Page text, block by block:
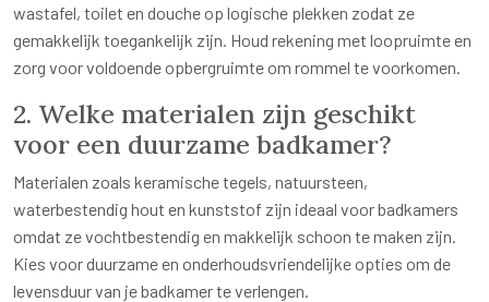
wastafel, toilet en douche op logische plekken zodat ze
gemakkelijk toegankelijk zijn. Houd rekening met loopruimte en
zorg voor voldoende opbergruimte om rommel te voorkomen.
2. Welke materialen zijn geschikt
voor een duurzame badkamer?
Materialen zoals keramische tegels, natuursteen,
waterbestendig hout en kunststof zijn ideaal voor badkamers
omdat ze vochtbestendig en makkelijk schoon te maken zijn.
Kies voor duurzame en onderhoudsvriendelijke opties om de
levensduur van je badkamer te verlengen.